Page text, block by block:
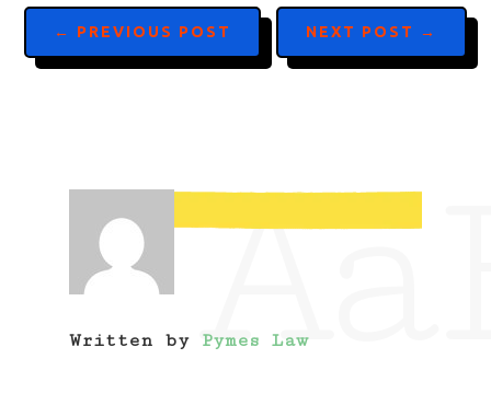
← PREVIOUS POST NEXT POST →
Written by Pymes Law